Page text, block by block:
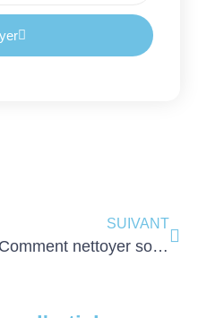
SUIVANT
Comment nettoyer son linge en profondeur ?